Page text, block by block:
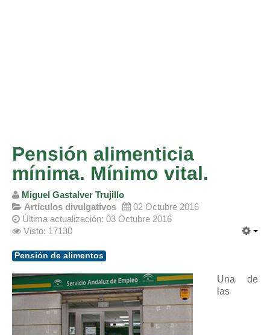
Pensión alimenticia
mínima. Mínimo vital.
Miguel Gastalver Trujillo
Artículos divulgativos
02 Octubre 2016
Última actualización: 03 Octubre 2016
Visto: 17130
Pensión de alimentos
Una de
las